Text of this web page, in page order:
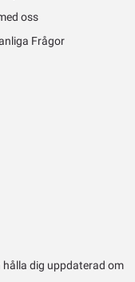
oss
Frågor
dig uppdaterad om